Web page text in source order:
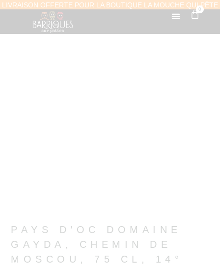
LIVRAISON OFFERTE POUR LA BOUTIQUE LA MOUCHE QUI PÈTE
0
PAYS D’OC DOMAINE
GAYDA, CHEMIN DE
MOSCOU, 75 CL, 14°